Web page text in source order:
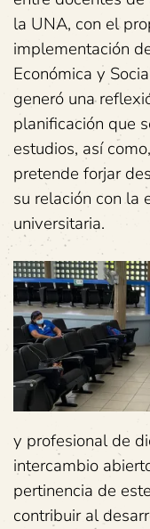
la UNA, con el
implementación
Económica y
generó una
planificación que
estudios, así
pretende forjar
su relación con la
universitaria.
y profesional de
intercambio
pertinencia de
contribuir al